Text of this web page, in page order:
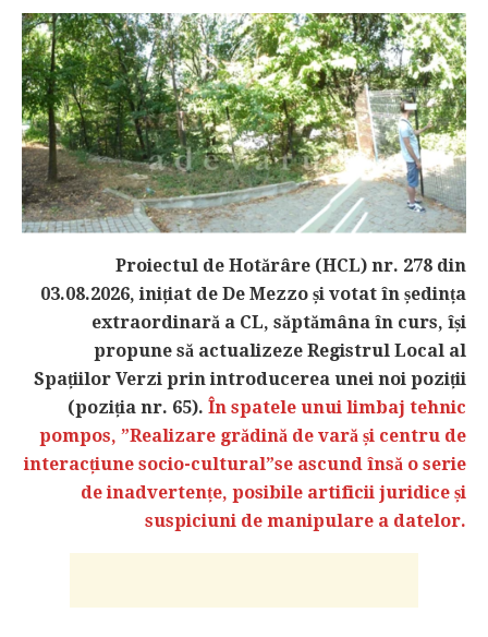
Proiectul de Hotărâre (HCL) nr. 278 din
03.08.2026, inițiat de De Mezzo și votat în ședința
extraordinară a CL, săptămâna în curs, își
propune să actualizeze Registrul Local al
Spațiilor Verzi prin introducerea unei noi poziții
(poziția nr. 65). În spatele unui limbaj tehnic
pompos, ”Realizare grădină de vară și centru de
interacțiune socio-cultural”se ascund însă o serie
de inadvertențe, posibile artificii juridice și
suspiciuni de manipulare a datelor.